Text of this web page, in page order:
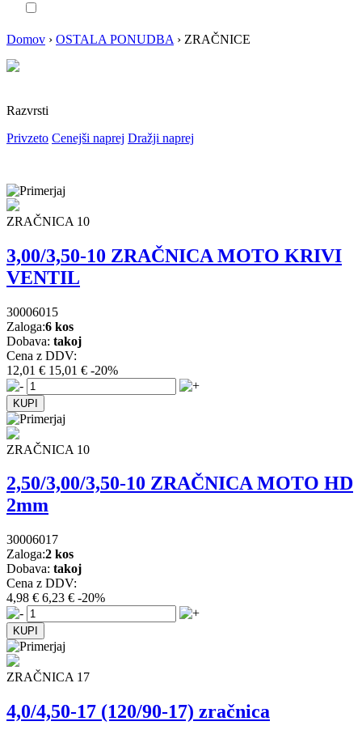
Domov › OSTALA PONUDBA › ZRAČNICE
Razvrsti
Privzeto Cenejši naprej Dražji naprej
ZRAČNICA 10
3,00/3,50-10 ZRAČNICA MOTO KRIVI
VENTIL
30006015
Zaloga:6 kos
Dobava: takoj
Cena z DDV:
12,01 € 15,01 € -20%
ZRAČNICA 10
2,50/3,00/3,50-10 ZRAČNICA MOTO HD
2mm
30006017
Zaloga:2 kos
Dobava: takoj
Cena z DDV:
4,98 € 6,23 € -20%
ZRAČNICA 17
4,0/4,50-17 (120/90-17) zračnica